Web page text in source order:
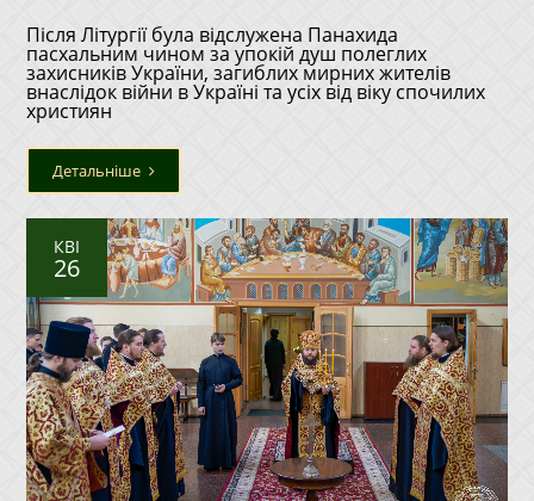
Після Літургії була відслужена Панахида
пасхальним чином за упокій душ полеглих
захисників України, загиблих мирних жителів
внаслідок війни в Україні та усіх від віку спочилих
християн
Детальніше
КВІ
26